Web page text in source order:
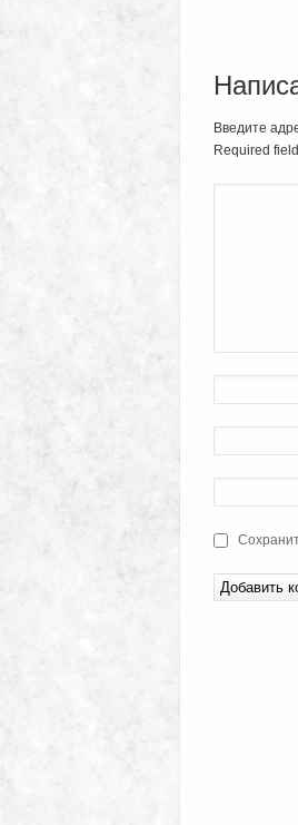
Введите
Required